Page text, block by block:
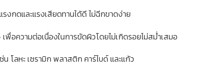
งกดและแรงเสียดทานได้ดี ไม่ฉีกขาดง่าย
พื่อความต่อเนื่องในการขัดผิวโดยไม่เกิดรอยไม่สม่ำเสมอ
น โลหะ เซรามิก พลาสติก คาร์ไบด์ และแก้ว